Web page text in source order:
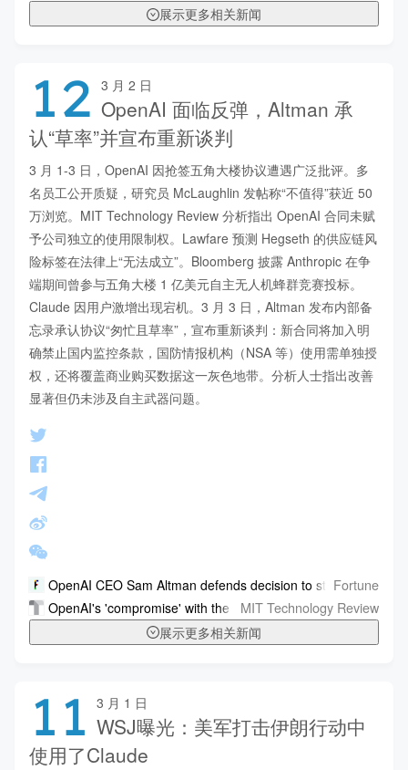
展示更多相关新闻
12 3 月 2 日
OpenAI 面临反弹，Altman 承
认“草率”并宣布重新谈判
3 月 1-3 日，OpenAI 因抢签五角大楼协议遭遇广泛批评。多
名员工公开质疑，研究员 McLaughlin 发帖称“不值得”获近 50
万浏览。MIT Technology Review 分析指出 OpenAI 合同未赋
予公司独立的使用限制权。Lawfare 预测 Hegseth 的供应链风
险标签在法律上“无法成立”。Bloomberg 披露 Anthropic 在争
端期间曾参与五角大楼 1 亿美元自主无人机蜂群竞赛投标。
Claude 因用户激增出现宕机。3 月 3 日，Altman 发布内部备
忘录承认协议“匆忙且草率”，宣布重新谈判：新合同将加入明
确禁止国内监控条款，国防情报机构（NSA 等）使用需单独授
权，还将覆盖商业购买数据这一灰色地带。分析人士指出改善
显著但仍未涉及自主武器问题。
OpenAI CEO Sam Altman defends decision to strikeFortune
OpenAI's 'compromise' with the Pentagon is what Anthropic
MIT Technology Review
展示更多相关新闻
11 3 月 1 日
WSJ曝光：美军打击伊朗行动中
使用了Claude